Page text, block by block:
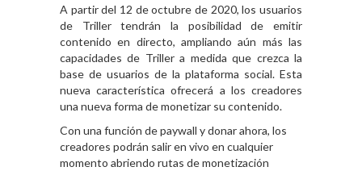
A partir del 12 de octubre de 2020, los usuarios
de Triller tendrán la posibilidad de emitir
contenido en directo, ampliando aún más las
capacidades de Triller a medida que crezca la
base de usuarios de la plataforma social. Esta
nueva característica ofrecerá a los creadores
una nueva forma de monetizar su contenido.
Con una función de paywall y donar ahora, los
creadores podrán salir en vivo en cualquier
momento abriendo rutas de monetización